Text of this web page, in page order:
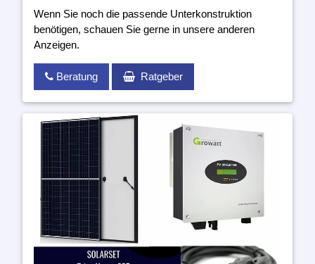
Wenn Sie noch die passende Unterkonstruktion
benötigen, schauen Sie gerne in unsere anderen
Anzeigen.
Beratung Ratgeber